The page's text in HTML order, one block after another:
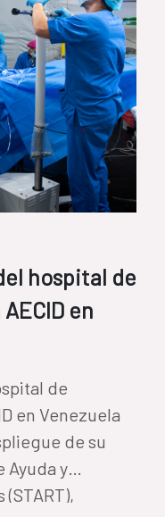
hospital de
en
de
en Venezuela
de su
Ayuda y